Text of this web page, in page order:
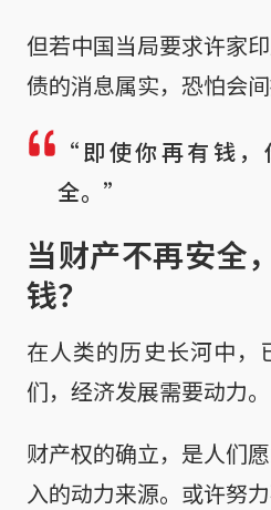
但若中国当局要求许家
债的消息属实，恐怕会间
“即使你再有钱
全。”
当财产不再安全
钱？
在人类的历史长河中，
们，经济发展需要动力。
财产权的确立，是人们
入的动力来源。或许努